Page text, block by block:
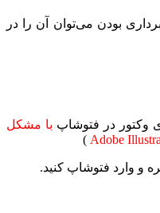
بودن می‌توان آن را در
وکتور در فتوشاپ با مشکل
Adobe
)
و وارد فتوشاپ کنید.